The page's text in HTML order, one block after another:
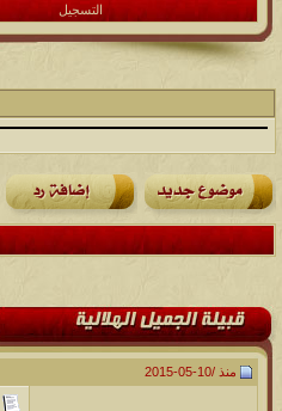
التسجيل
منذ /10-05-2015